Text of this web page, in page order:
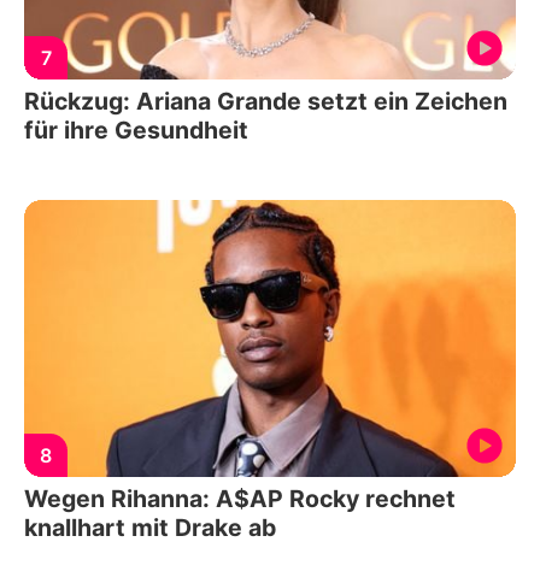
7
Rückzug: Ariana Grande setzt ein Zeichen
für ihre Gesundheit
8
Wegen Rihanna: A$AP Rocky rechnet
knallhart mit Drake ab